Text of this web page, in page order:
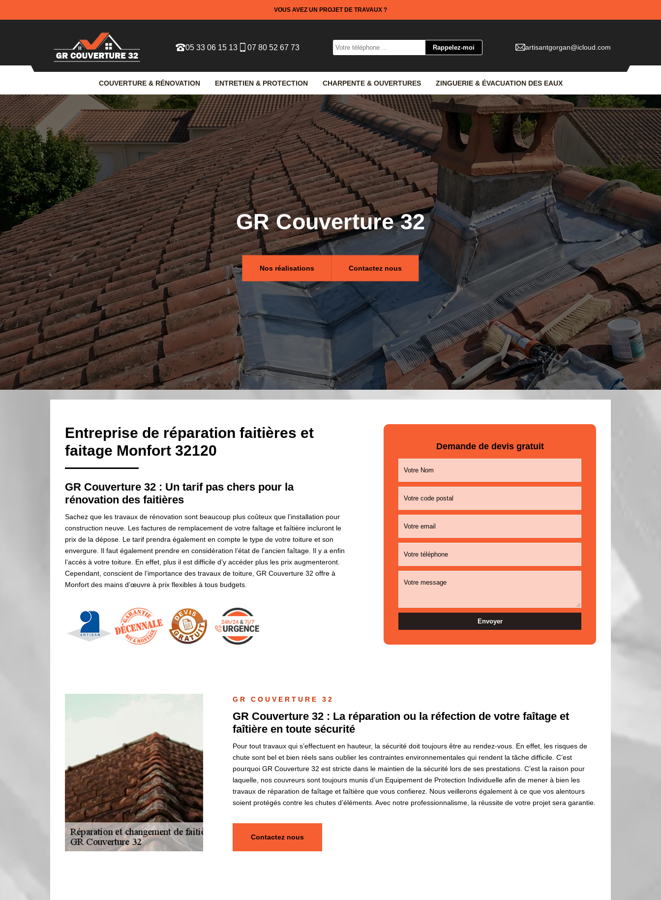
VOUS AVEZ UN PROJET DE TRAVAUX ?
05 33 06 15 13 07 80 52 67 73 artisantgorgan@icloud.com
COUVERTURE & RÉNOVATION ENTRETIEN & PROTECTION CHARPENTE & OUVERTURES ZINGUERIE & ÉVACUATION DES EAUX
GR Couverture 32
Nos réalisations Contactez nous
Entreprise de réparation faitières et
faitage Monfort 32120
GR Couverture 32 : Un tarif pas chers pour la
rénovation des faitières
Sachez que les travaux de rénovation sont beaucoup plus coûteux que l’installation pour
construction neuve. Les factures de remplacement de votre faîtage et faîtière incluront le
prix de la dépose. Le tarif prendra également en compte le type de votre toiture et son
envergure. Il faut également prendre en considération l’état de l’ancien faîtage. Il y a enfin
l’accès à votre toiture. En effet, plus il est difficile d’y accéder plus les prix augmenteront.
Cependant, conscient de l’importance des travaux de toiture, GR Couverture 32 offre à
Monfort des mains d’œuvre à prix flexibles à tous budgets.
Demande de devis gratuit
GR COUVERTURE 32
GR Couverture 32 : La réparation ou la réfection de votre faîtage et
faîtière en toute sécurité
Pour tout travaux qui s’effectuent en hauteur, la sécurité doit toujours être au rendez-vous. En effet, les risques de
chute sont bel et bien réels sans oublier les contraintes environnementales qui rendent la tâche difficile. C’est
pourquoi GR Couverture 32 est stricte dans le maintien de la sécurité lors de ses prestations. C’est la raison pour
laquelle, nos couvreurs sont toujours munis d’un Equipement de Protection Individuelle afin de mener à bien les
travaux de réparation de faîtage et faîtière que vous confierez. Nous veillerons également à ce que vos alentours
soient protégés contre les chutes d’éléments. Avec notre professionnalisme, la réussite de votre projet sera garantie.
Contactez nous